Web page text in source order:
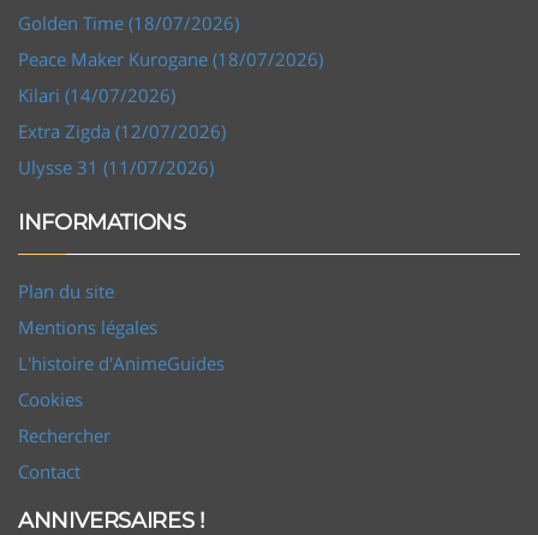
Golden Time (18/07/2026)
Peace Maker Kurogane (18/07/2026)
Kilari (14/07/2026)
Extra Zigda (12/07/2026)
Ulysse 31 (11/07/2026)
INFORMATIONS
Plan du site
Mentions légales
L'histoire d'AnimeGuides
Cookies
Rechercher
Contact
ANNIVERSAIRES !